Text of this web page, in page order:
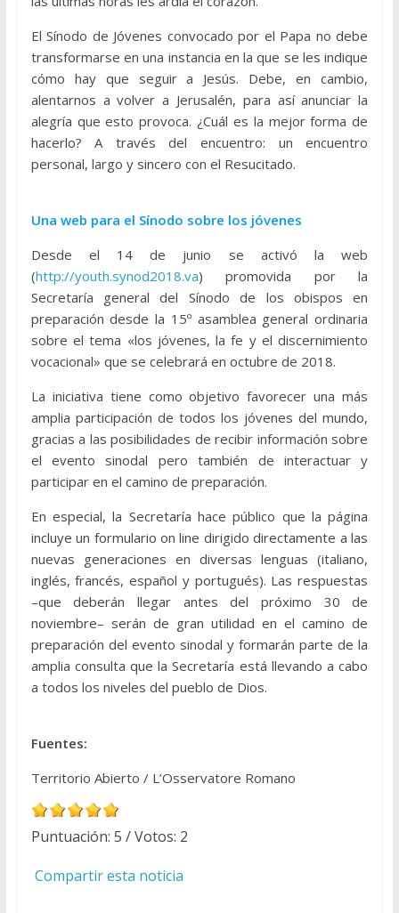
El Sínodo de Jóvenes convocado por el Papa no debe
transformarse en una instancia en la que se les indique
cómo hay que seguir a Jesús. Debe, en cambio,
alentarnos a volver a Jerusalén, para así anunciar la
alegría que esto provoca. ¿Cuál es la mejor forma de
hacerlo? A través del encuentro: un encuentro
personal, largo y sincero con el Resucitado.
Una web para el Sínodo sobre los jóvenes
Desde el 14 de junio se activó la web
(http://youth.synod2018.va) promovida por la
Secretaría general del Sínodo de los obispos en
preparación desde la 15º asamblea general ordinaria
sobre el tema «los jóvenes, la fe y el discernimiento
vocacional» que se celebrará en octubre de 2018.
La iniciativa tiene como objetivo favorecer una más
amplia participación de todos los jóvenes del mundo,
gracias a las posibilidades de recibir información sobre
el evento sinodal pero también de interactuar y
participar en el camino de preparación.
En especial, la Secretaría hace público que la página
incluye un formulario on line dirigido directamente a las
nuevas generaciones en diversas lenguas (italiano,
inglés, francés, español y portugués). Las respuestas
–que deberán llegar antes del próximo 30 de
noviembre– serán de gran utilidad en el camino de
preparación del evento sinodal y formarán parte de la
amplia consulta que la Secretaría está llevando a cabo
a todos los niveles del pueblo de Dios.
Fuentes:
Territorio Abierto / L’Osservatore Romano
Puntuación: 5 / Votos: 2
Compartir esta noticia